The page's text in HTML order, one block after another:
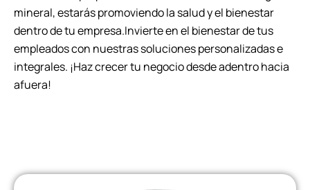
mineral, estarás promoviendo la salud y el bienestar
dentro de tu empresa.Invierte en el bienestar de tus
empleados con nuestras soluciones personalizadas e
integrales. ¡Haz crecer tu negocio desde adentro hacia
afuera!